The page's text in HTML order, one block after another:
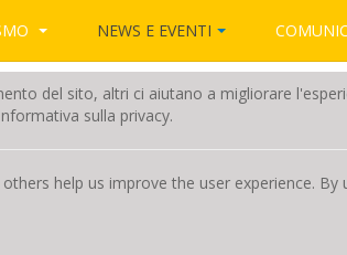
del sito, altri ci aiutano a migliorare
sulla privacy.
help us improve the user experience.
NEWS E EVENTI